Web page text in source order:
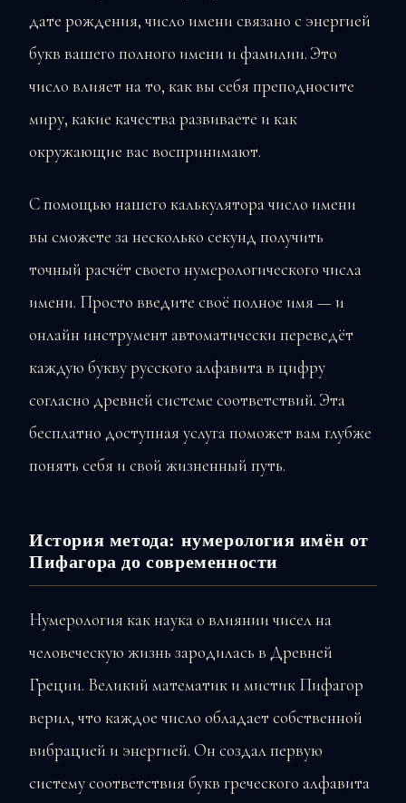
дате рождения, число имени связано с энергией
букв вашего полного имени и фамилии. Это
число влияет на то, как вы себя преподносите
миру, какие качества развиваете и как
окружающие вас воспринимают.
С помощью нашего калькулятора число имени
вы сможете за несколько секунд получить
точный расчёт своего нумерологического числа
имени. Просто введите своё полное имя — и
онлайн инструмент автоматически переведёт
каждую букву русского алфавита в цифру
согласно древней системе соответствий. Эта
бесплатно доступная услуга поможет вам глубже
понять себя и свой жизненный путь.
История метода: нумерология имён от
Пифагора до современности
Нумерология как наука о влиянии чисел на
человеческую жизнь зародилась в Древней
Греции. Великий математик и мистик Пифагор
верил, что каждое число обладает собственной
вибрацией и энергией. Он создал первую
систему соответствия букв греческого алфавита